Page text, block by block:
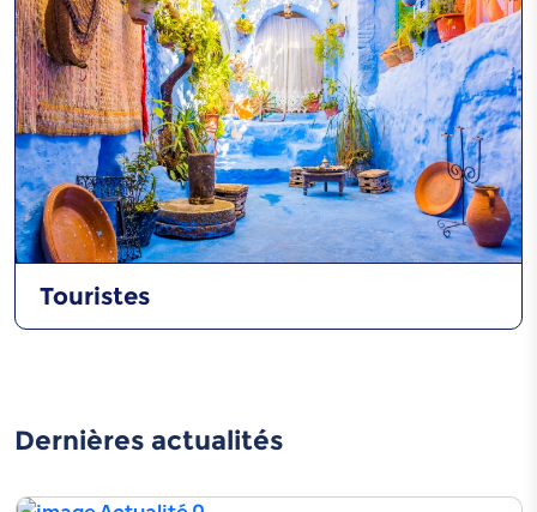
Touristes
Dernières actualités